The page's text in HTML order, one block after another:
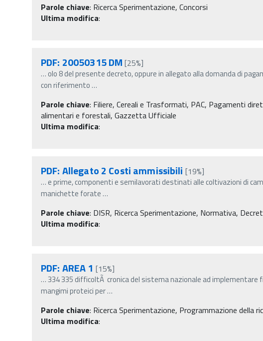
Parole chiave: Ricerca Sperimentazione, Concorsi
Ultima modifica:
PDF: 20050315 DM [25%]
… olo 8 del presente decreto, oppure in allegato alla domanda di
con riferimento…
Parole chiave: Filiere, Cereali e Trasformati, PAC, Pagamenti
alimentari e forestali, Gazzetta Ufficiale
Ultima modifica:
PDF: Allegato 2 Costi ammissibili [19%]
… e prime, componenti e semilavorati destinati alle coltivazioni di
manichette forate…
Parole chiave: DISR, Ricerca Sperimentazione, Normativa,
Ultima modifica:
PDF: AREA 1 [15%]
…334 335 difficoltÃ cronica del sistema nazionale ad implementare
mangimi proteici per…
Parole chiave: Ricerca Sperimentazione, Programmazione della
Ultima modifica: